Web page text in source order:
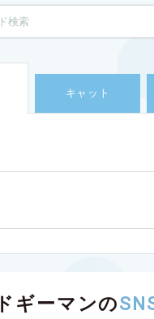
キャット
ドギーマンの